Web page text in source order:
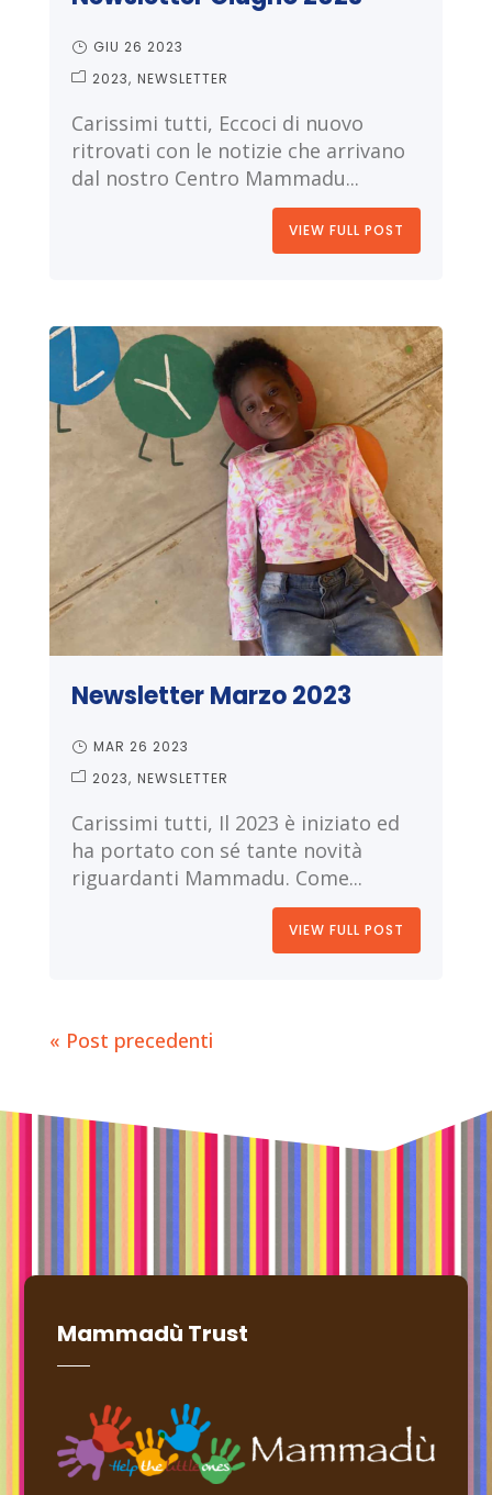
GIU 26 2023
2023 NEWSLETTER
Carissimi tutti, Eccoci di nuovo
ritrovati con le notizie che arrivano
dal nostro Centro Mammadu...
VIEW FULL POST
Newsletter Marzo 2023
MAR 26 2023
2023 NEWSLETTER
Carissimi tutti, Il 2023 è iniziato ed
ha portato con sé tante novità
riguardanti Mammadu. Come...
VIEW FULL POST
« Post precedenti
Mammadù Trust